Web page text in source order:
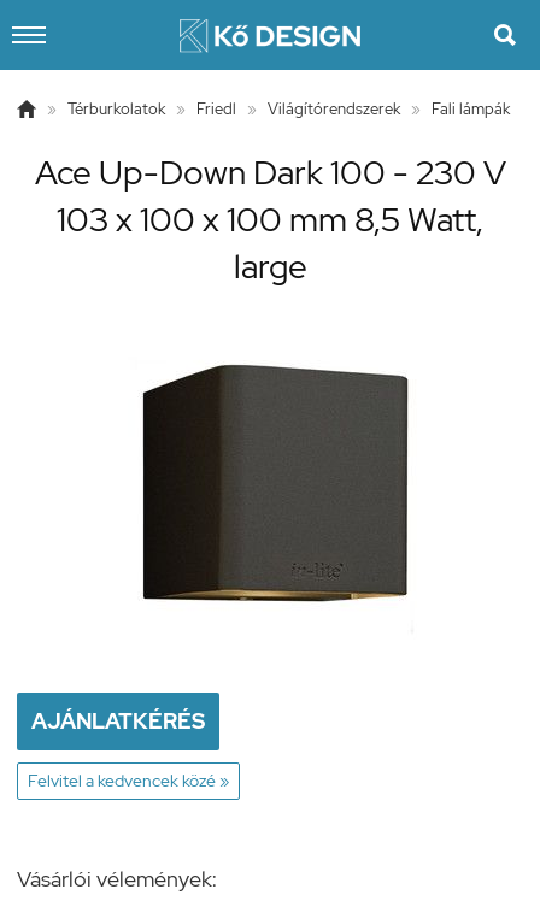

 » Térburkolatok » Friedl » Világítórendszerek » Fali lámpák
Ace Up-Down Dark 100 - 230 V
103 x 100 x 100 mm 8,5 Watt,
large
AJÁNLATKÉRÉS
Felvitel a kedvencek közé »
Vásárlói vélemények: